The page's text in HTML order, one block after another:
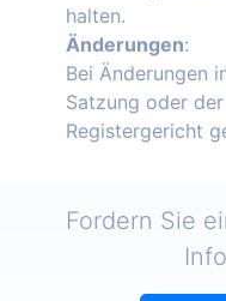
halten.
Änderungen:
Bei Änderungen
Satzung oder
Registergericht
Fordern Sie